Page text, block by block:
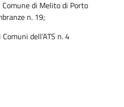
di Melito di Porto
n. 19;
dell’ATS n. 4